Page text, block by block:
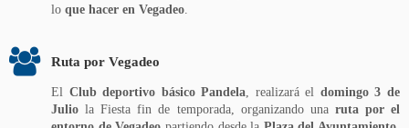
Domingo 3J 18:30 hrs.
Domingo 3J 12:00 hrs.
Foro Eu Rural
Domingo 3J 16:30 hrs. Iniciativas de éxito innovadoras en el
medio rural
lo que hacer en Vegadeo
Ruta por Vegadeo
El Club deportivo básico Pandela , realizará el domingo 3 de
Julio la Fiesta fin de temporada, organizando una ruta por el